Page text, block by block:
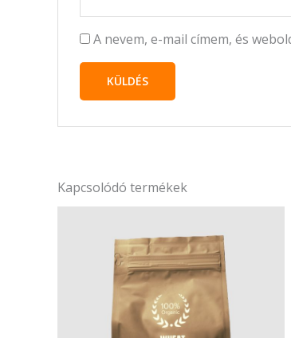
A nevem, e-mail címem, és
Kapcsolódó termékek